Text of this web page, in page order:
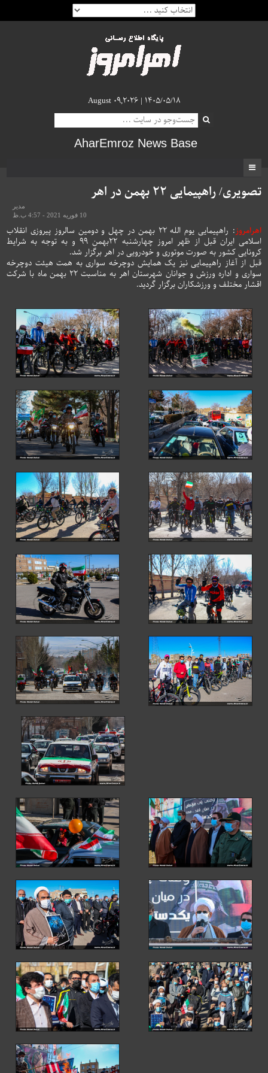
August 09,2026 | ۱۴۰۵/۰۵/۱۸
AharEmroz News Base
تصویری/ راهپیمایی ۲۲ بهمن در اهر
مدیر
10 فوریه 2021 - 4:57 ب.ظ
اهرامروز
: راهپیمایی یوم الله ۲۲ بهمن در چهل و دومین سالروز پیروزی انقلاب
اسلامی ایران قبل از ظهر امروز چهارشنبه ۲۲بهمن ۹۹ و به توجه به شرایط
کرونایی کشور به صورت موتوری و خودرویی در اهر برگزار شد.
قبل از آغاز راهپیمایی نیز یک همایش دوچرخه سواری به همت هیئت دوچرخه
سواری و اداره ورزش و جوانان شهرستان اهر به مناسبت 22 بهمن ماه با شرکت
اقشار مختلف و ورزشکاران برگزار گردید.